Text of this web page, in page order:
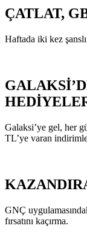
ÇATLAT,
Haftada iki kez
Galaksi’ye gel, her
TL’ye varan
GNÇ
fırsatını kaçırma.